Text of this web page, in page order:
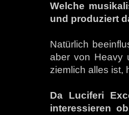
Welche
und produziert
Natürlich
aber von Heavy
ziemlich alles ist,
Da Luciferi
interessieren